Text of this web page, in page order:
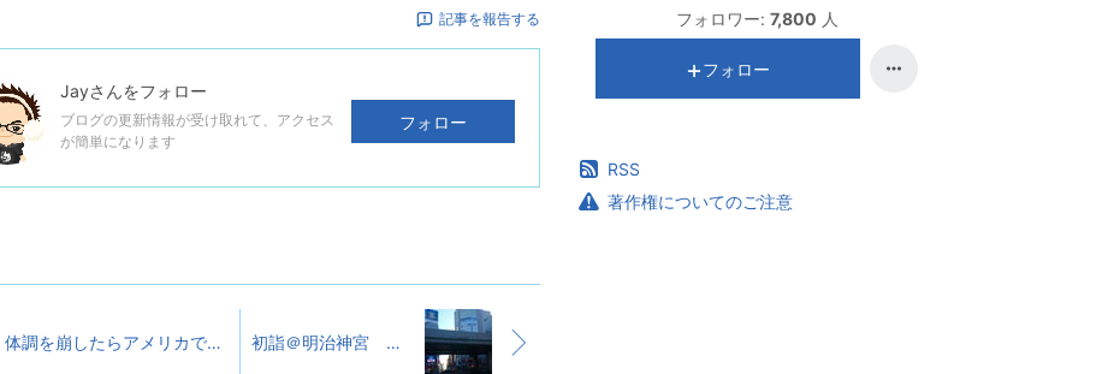
記事を報告する
Jayさんをフォロー
ブログの更新情報が受け取れて、アクセス
が簡単になります
フォロー
体調を崩したらアメリカで食べられているもの 初詣＠明治神宮 ～続き～
フォロワー: 7,800 人
フォロー
RSS
著作権についてのご注意